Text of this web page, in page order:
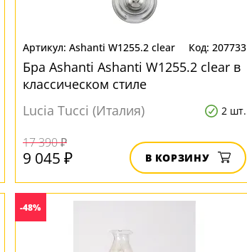
Ashanti W1255.2 clear 207733
Бра Ashanti Ashanti W1255.2 clear в
классическом стиле
Lucia Tucci (Италия)
2 шт.
17 390 ₽
9 045 ₽ В КОРЗИНУ
-48%